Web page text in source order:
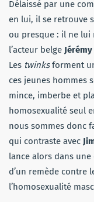
Délaissé par une
en lui, il se retrouve
ou presque : il ne lui
l’acteur belge
Les twinksforment
ces jeunes hommes
mince, imberbe et
homosexualité seul
nous sommes donc
qui contraste avec
lance alors dans
d’un remède contre
l’homosexualité